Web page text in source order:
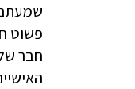
פשוט
חבר